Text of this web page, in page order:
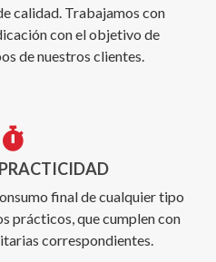
calidad. Trabajamos con
con el objetivo de
de nuestros clientes.
final de cualquier tipo
prácticos, que cumplen con
correspondientes.